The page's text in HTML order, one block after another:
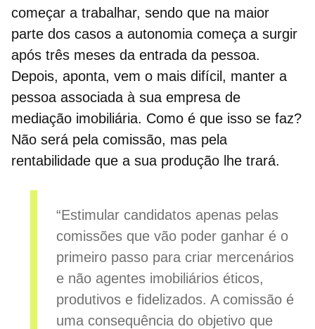
começar a trabalhar, sendo que na maior
parte dos casos a autonomia começa a surgir
após três meses da entrada da pessoa.
Depois, aponta, vem o mais difícil, manter a
pessoa associada à sua empresa de
mediação imobiliária. Como é que isso se faz?
Não será pela comissão, mas pela
rentabilidade que a sua produção lhe trará.
“Estimular candidatos apenas pelas
comissões que vão poder ganhar é o
primeiro passo para criar mercenários
e não agentes imobiliários éticos,
produtivos e fidelizados. A comissão é
uma consequência do objetivo que